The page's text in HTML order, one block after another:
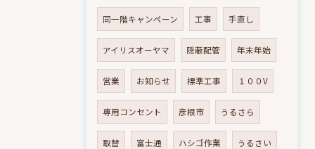
同一階キャンペーン 工事 手直し
アイリスオーヤマ 隠蔽配管 年末年始
営業 お知らせ 標準工事 １００V
専用コンセント 彦根市 うるさら
取替 富士通 ハシゴ作業 うるさい